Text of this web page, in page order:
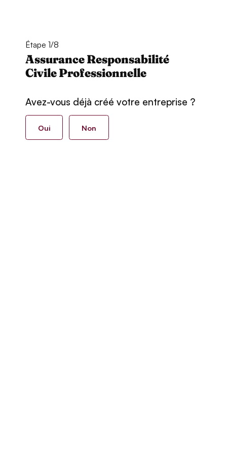
Étape 1/8
Assurance Responsabilité
Civile Professionnelle
Avez-vous déjà créé votre entreprise ?
Oui Non